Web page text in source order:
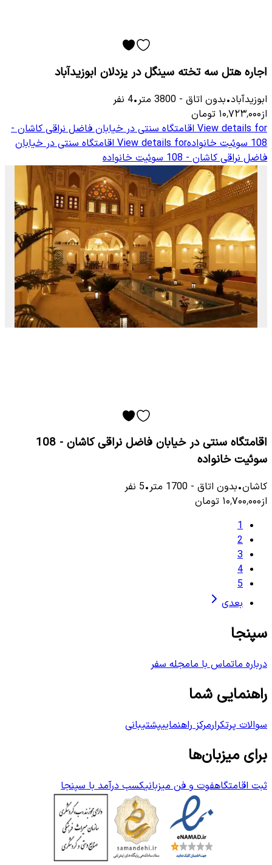
اجاره هتل سه تخته سینگل در یزدلان ابوزیدآباد
ابوزیدآباد•بدون اتاق -
3800 متر•
4 نفر
از۱۰٬۷۲۳٬۰۰۰ تومان
View details for اقامتگاه سنتی در خیابان فاضل نراقی کاشان -
108 سوئیت خانواده
View details for اقامتگاه سنتی در خیابان
فاضل نراقی کاشان - 108 سوئیت خانواده
اقامتگاه سنتی در خیابان فاضل نراقی کاشان - 108
سوئیت خانواده
کاشان•بدون اتاق -
1700 متر•
5 نفر
از۱۰٬۷۰۰٬۰۰۰ تومان
1
2
3
4
5
بعدی
سپنجا
درباره ماتماس با مامجله سفر
راهنمایی شما
سوالات پرتکرارمرکز راهنماییپشتیبانی
برای میزبان‌ها
ثبت اقامتگاهفوت و فن میزبانیکسب درآمد با سپنجا